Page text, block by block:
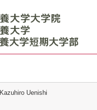
Kazuhiro Uenishi